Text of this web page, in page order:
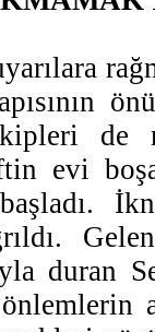
de
evi
duran